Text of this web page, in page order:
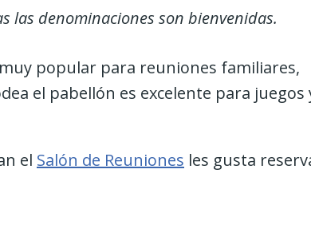
las denominaciones son bienvenidas.
popular para reuniones familiares,
el pabellón es excelente para juegos
el Salón de Reuniones les gusta